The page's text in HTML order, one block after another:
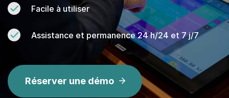
s
t
m
r
Facile à utiliser
Assistance et permanence 24 h/24 et 7 j/7
Réserver une démo